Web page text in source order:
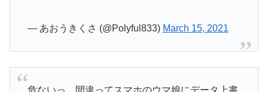
— あおうきくさ (@Polyful833) March 15, 2021